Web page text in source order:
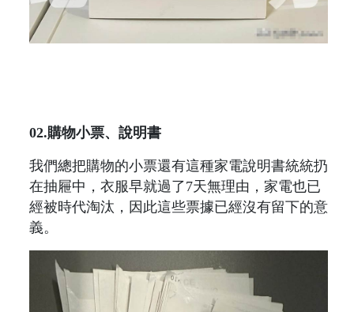
02.購物小票、說明書
我們總把購物的小票還有這種家電說明書統統扔
在抽屜中，衣服早就過了7天無理由，家電也已
經被時代淘汰，因此這些票據已經沒有留下的意
義。